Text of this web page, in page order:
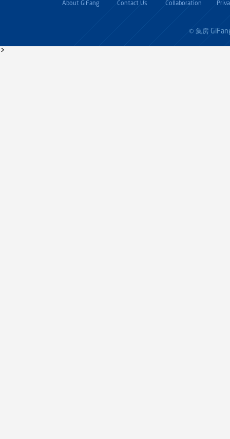
About GiFang Contact Us Collaboration
© 集房
>